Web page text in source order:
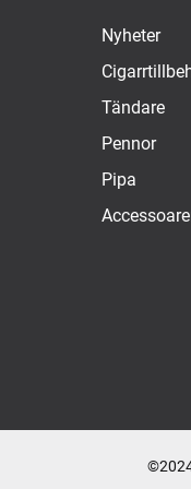
Nyheter
Tändare
Pennor
Pipa